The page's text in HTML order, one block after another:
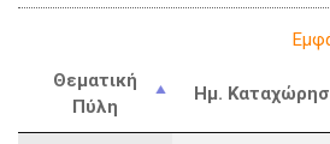
Θεματική
Πύλη
Ημ.